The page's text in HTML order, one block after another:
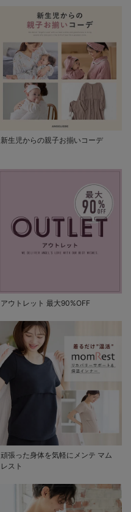
新生児からの親子お揃いコーデ
アウトレット 最大90%OFF
頑張った身体を気軽にメンテ マム
レスト